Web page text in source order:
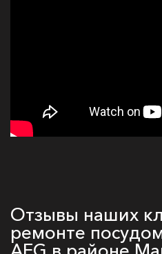
Отзывы наших
ремонте